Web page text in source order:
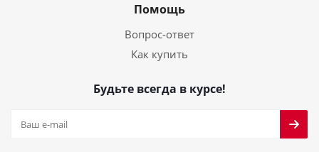
Помощь
Вопрос-ответ
Как купить
Будьте всегда в курсе!